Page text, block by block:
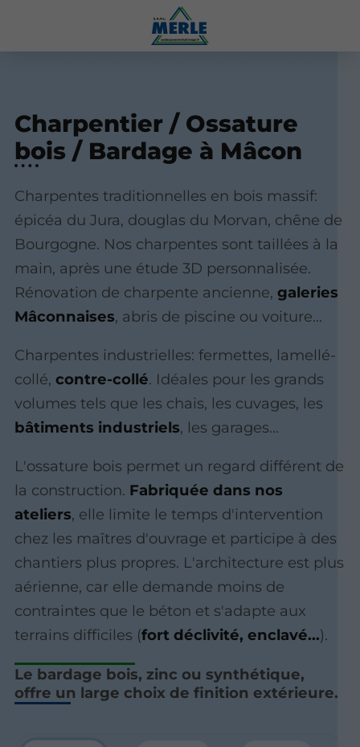
Charpentier / Ossature
bois / Bardage à Mâcon
Charpentes traditionnelles en bois massif:
épicéa du Jura, douglas du Morvan, chêne de
Bourgogne. Nos charpentes sont taillées à la
main, après une étude 3D personnalisée.
Rénovation de charpente ancienne,galeries
Mâconnaises, abris de piscine ou voiture...
Charpentes industrielles: fermettes, lamellé-
collé,contre-collé. Idéales pour les grands
volumes tels que les chais, les cuvages, les
bâtiments industriels, les garages...
L'ossature bois permet un regard différent de
la construction. Fabriquée dans nos
ateliers, elle limite le temps d'intervention
chez les maîtres d'ouvrage et participe à des
chantiers plus propres. L'architecture est plus
aérienne, car elle demande moins de
contraintes que le béton et s'adapte aux
terrains difficiles (fort déclivité, enclavé...).
Le bardage bois, zinc ou synthétique,
offre un large choix de finition extérieure.